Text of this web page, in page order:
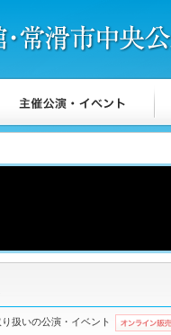
扱いの公演・イベント